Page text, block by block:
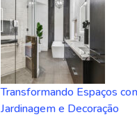
Transformando Espaços
Jardinagem e Decoração